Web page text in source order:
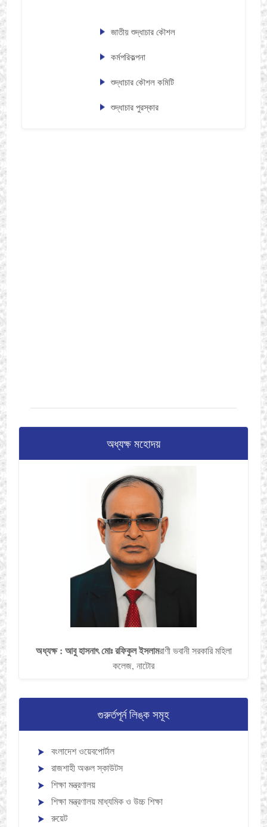
জাতীয় শুদ্ধাচার কৌশল
কর্মপরিকল্পনা
শুদ্ধাচার কৌশল কমিটি
শুদ্ধাচার পুরস্কার
অধ্যক্ষ মহোদয়
অধ্যক্ষ : আবু হাসনাৎ মোঃ রফিকুল ইসলাম​রাণী ভবানী সরকারি মহিলা
কলেজ, নাটোর​
গুরুর্তপূর্ন লিঙ্ক সমূহ
বংলাদেশ ওয়েবপোর্টাল
রাজশাহী অঞ্চল স্কাউটস
শিক্ষা মন্ত্রণালয়
শিক্ষা মন্ত্রণালয় মাধ্যমিক ও উচ্চ শিক্ষা
রুয়েট